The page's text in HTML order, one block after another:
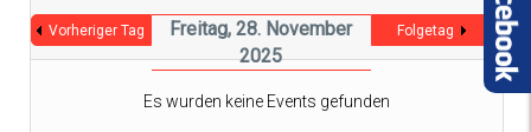
Vorheriger Tag
Freitag, 28. November
2025
Folgetag
Es wurden keine Events gefunden